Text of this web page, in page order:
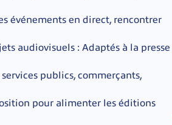
événements en direct, rencontrer
audiovisuels : Adaptés à la presse
services publics, commerçants,
pour alimenter les éditions